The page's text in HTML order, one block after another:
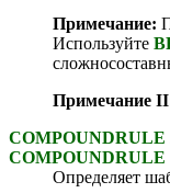
Примечание:
Используйте
Примечание
COMPOUNDRULE
COMPOUNDRULE
Определяет